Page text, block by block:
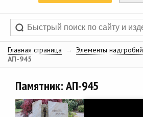
Главная страница → Элементы надгробий
АП-945
Памятник: АП-945